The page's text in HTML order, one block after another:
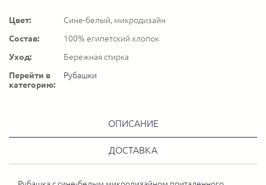
Цвет:
Сине-белый, микродизайн
Состав:
100% египетский хлопок
Уход:
Бережная стирка
Перейти в
категорию:
Рубашки
ОПИСАНИЕ
ДОСТАВКА